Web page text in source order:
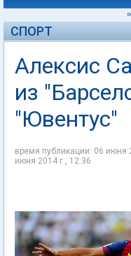
СПОРТ
Алексис
из
"Ювентус"
время публикации: 06 июня
июня 2014 г., 12:36